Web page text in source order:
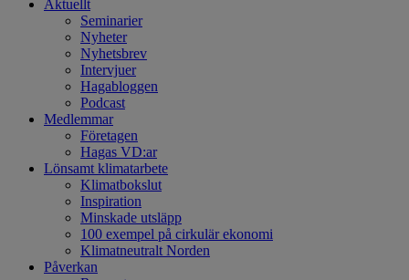
Aktuellt
Seminarier
Nyheter
Nyhetsbrev
Intervjuer
Hagabloggen
Podcast
Medlemmar
Företagen
Hagas VD:ar
Lönsamt klimatarbete
Klimatbokslut
Inspiration
Minskade utsläpp
100 exempel på cirkulär ekonomi
Klimatneutralt Norden
Påverkan